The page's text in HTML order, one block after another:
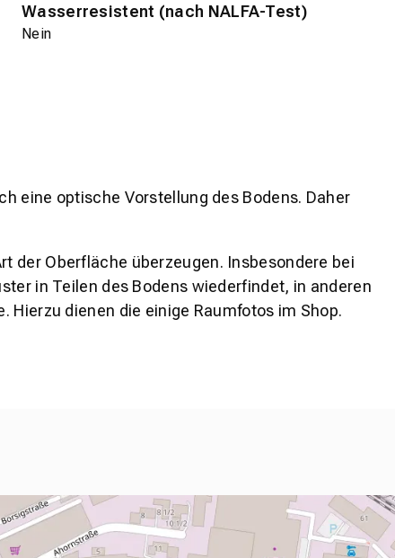
Wasserresistent (nach NALFA-Test)
Nein
eine optische Vorstellung des Bodens. Daher
der Oberfläche überzeugen. Insbesondere bei
in Teilen des Bodens wiederfindet, in anderen
dienen die einige Raumfotos im Shop.